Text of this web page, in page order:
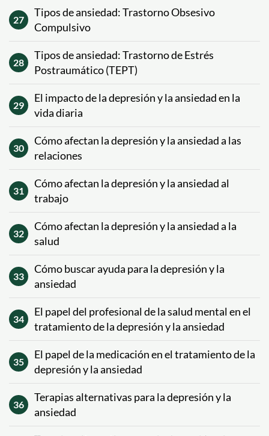
27
Tipos de ansiedad: Trastorno Obsesivo
Compulsivo
28
Tipos de ansiedad: Trastorno de Estrés
Postraumático (TEPT)
29
El impacto de la depresión y la ansiedad en la
vida diaria
30
Cómo afectan la depresión y la ansiedad a las
relaciones
31
Cómo afectan la depresión y la ansiedad al
trabajo
32
Cómo afectan la depresión y la ansiedad a la
salud
33
Cómo buscar ayuda para la depresión y la
ansiedad
34
El papel del profesional de la salud mental en el
tratamiento de la depresión y la ansiedad
35
El papel de la medicación en el tratamiento de la
depresión y la ansiedad
36
Terapias alternativas para la depresión y la
ansiedad